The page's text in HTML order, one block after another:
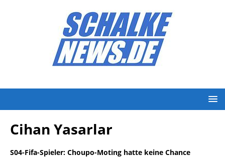
Cihan Yasarlar
S04-Fifa-Spieler: Choupo-Moting hatte keine Chance